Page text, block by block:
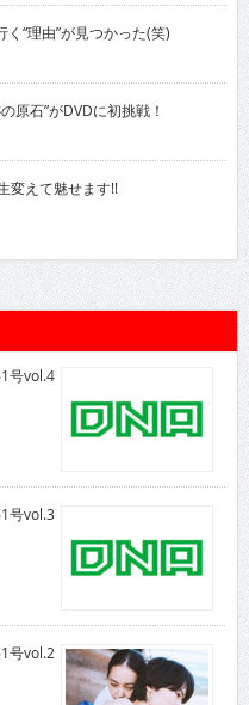
“理由”が見つかった(笑)
原石”がDVDに初挑戦！
変えて魅せます!!
号vol.4
号vol.3
号vol.2